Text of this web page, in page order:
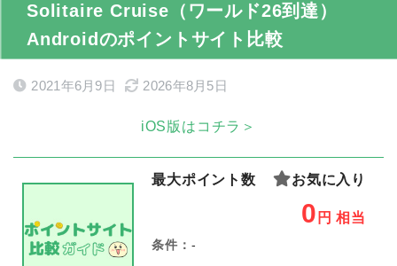
Solitaire Cruise（ワールド26到達）
Androidのポイントサイト比較
2021年6月9日 2026年8月5日
iOS版はコチラ＞
最大ポイント数 お気に入り
0 円 相当
条件： -